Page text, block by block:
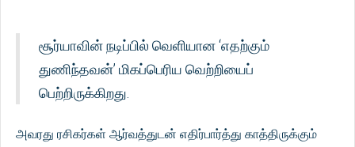
சூர்யாவின் நடிப்பில் வெளியான ‘எதற்கும்
துணிந்தவன்’ மிகப்பெரிய வெற்றியைப்
பெற்றிருக்கிறது.
அவரது ரசிகர்கள் ஆர்வத்துடன் எதிர்பார்த்து காத்திருக்கும்